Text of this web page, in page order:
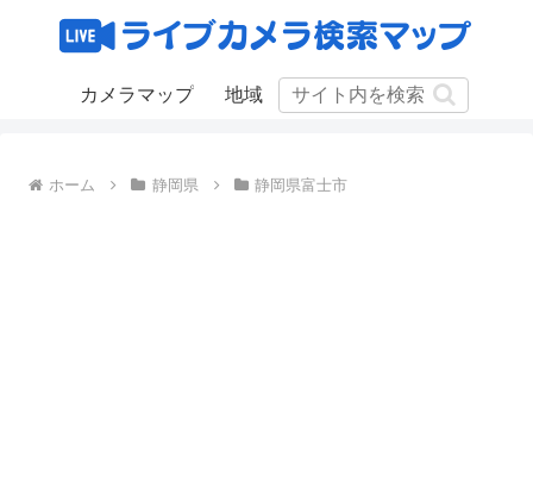
カメラマップ 地域
ホーム 静岡県 静岡県富士市